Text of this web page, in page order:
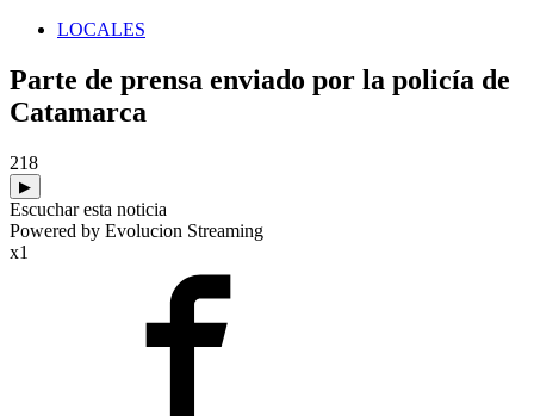
LOCALES
Parte de prensa enviado por la policía de
Catamarca
218
▶
Escuchar esta noticia
Powered by Evolucion Streaming
x1